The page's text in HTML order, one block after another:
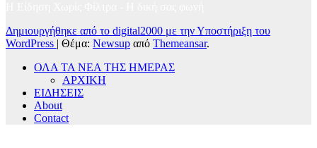
Δημιουργήθηκε από το digital2000 με την Υποστήριξη του
WordPress | Θέμα: Newsup από Themeansar.
ΟΛΑ ΤΑ ΝΕΑ ΤΗΣ ΗΜΕΡΑΣ
ΑΡΧΙΚΗ
ΕΙΔΗΣΕΙΣ
About
Contact